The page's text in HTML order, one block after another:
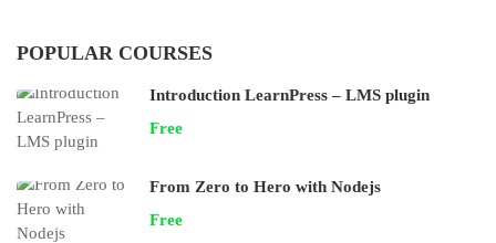
POPULAR COURSES
Introduction LearnPress – LMS plugin
Free
From Zero to Hero with Nodejs
Free